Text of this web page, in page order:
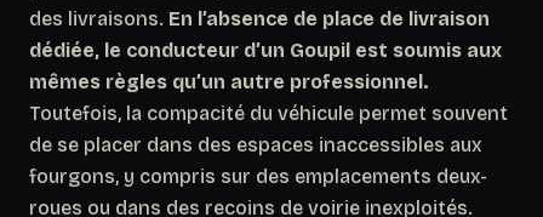
des livraisons. En l’absence de place de livraison
dédiée, le conducteur d’un Goupil est soumis aux
mêmes règles qu’un autre professionnel.
Toutefois, la compacité du véhicule permet souvent
de se placer dans des espaces inaccessibles aux
fourgons, y compris sur des emplacements deux-
roues ou dans des recoins de voirie inexploités.